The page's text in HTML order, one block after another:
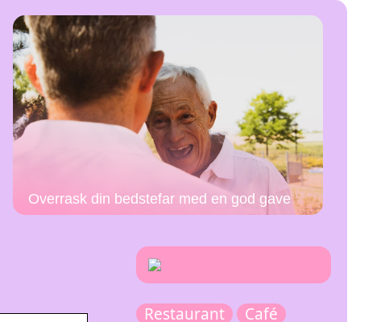
Overrask din bedstefar med en god gave
Restaurant
Café